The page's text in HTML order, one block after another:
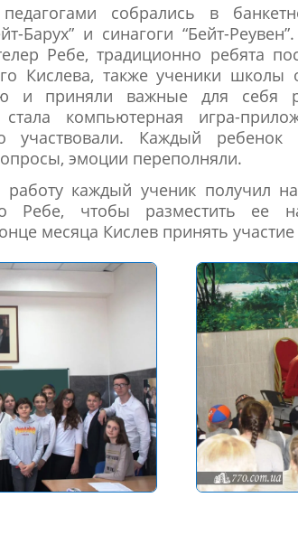
собрались в
Барух” и синагоги “Бейт-
Ребе, традиционно ребята
Кислева, также ученики школы
и приняли важные для себя
компьютерная игра-
участвовали. Каждый ребенок
эмоции переполняли.
каждый ученик получил
Ребе, чтобы разместить ее
месяца Кислев принять